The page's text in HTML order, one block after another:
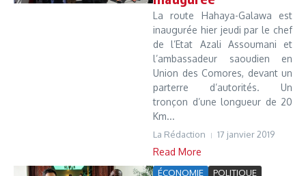
La route Hahaya-Galawa est
inaugurée hier jeudi par le chef
de l’Etat Azali Assoumani et
l’ambassadeur saoudien en
Union des Comores, devant un
parterre d’autorités. Un
tronçon d’une longueur de 20
Km...
La Rédaction 17 janvier 2019
Read More
ÉCONOMIE
POLITIQUE